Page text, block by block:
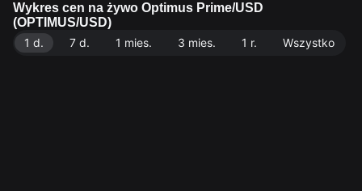
Wykres cen na żywo Optimus Prime/USD
(OPTIMUS/USD)
1 d.
7 d. 1 mies. 3 mies. 1 r. Wszystko